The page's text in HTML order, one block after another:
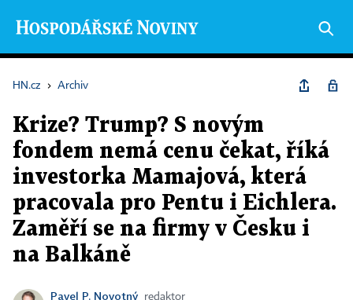
HN.cz › Archiv
Krize? Trump? S novým
fondem nemá cenu čekat, říká
investorka Mamajová, která
pracovala pro Pentu i Eichlera.
Zaměří se na firmy v Česku i
na Balkáně
Pavel P. Novotný
redaktor